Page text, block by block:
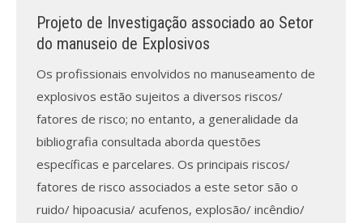
Processo de submissão
Formação Profissional
Bolsa de emprego (oferta/
Sugestões para os Leitores
Investigarem
Projeto de Investigação associado ao Setor
do manuseio de Explosivos
Os profissionais envolvidos no manuseamento de
explosivos estão sujeitos a diversos riscos/
fatores de risco; no entanto, a generalidade da
bibliografia consultada aborda questões
específicas e parcelares. Os principais riscos/
fatores de risco associados a este setor são o
ruido/ hipoacusia/ acufenos, explosão/ incêndio/